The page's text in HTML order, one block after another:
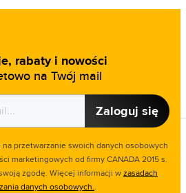
rabaty i nowości
na Twój mail
Zaloguj się
na przetwarzanie swoich danych osobowych
marketingowych od firmy CANADA 2015 s.
zgodę. Więcej informacji wzasadach
danych osobowych..